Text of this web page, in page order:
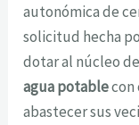
autonómica de
solicitud hecha
dotar al núcleo de
agua potablecon
abastecer sus